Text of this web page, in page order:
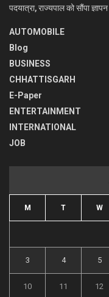
पदयात्रा, राज्यपाल को सौंपा ज्ञापन
AUTOMOBILE
Blog
BUSINESS
CHHATTISGARH
E-Paper
ENTERTAINMENT
INTERNATIONAL
JOB
M T W
3 4 5
10 11 12